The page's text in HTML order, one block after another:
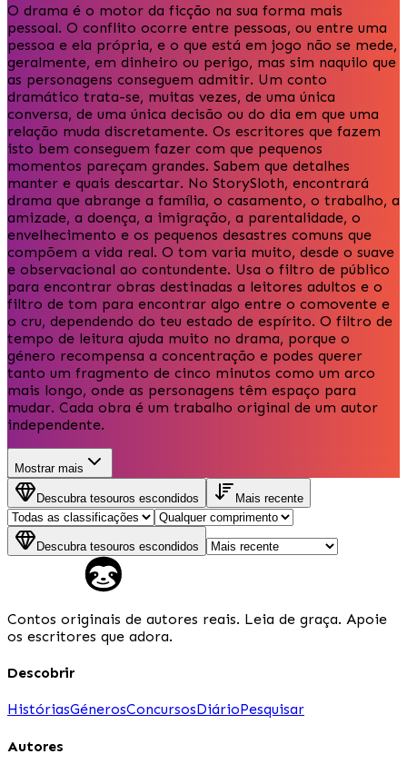
O drama é o motor da ficção na sua forma mais
pessoal. O conflito ocorre entre pessoas, ou entre uma
pessoa e ela própria, e o que está em jogo não se mede,
geralmente, em dinheiro ou perigo, mas sim naquilo que
as personagens conseguem admitir. Um conto
dramático trata-se, muitas vezes, de uma única
conversa, de uma única decisão ou do dia em que uma
relação muda discretamente. Os escritores que fazem
isto bem conseguem fazer com que pequenos
momentos pareçam grandes. Sabem que detalhes
manter e quais descartar. No StorySloth, encontrará
drama que abrange a família, o casamento, o trabalho, a
amizade, a doença, a imigração, a parentalidade, o
envelhecimento e os pequenos desastres comuns que
compõem a vida real. O tom varia muito, desde o suave
e observacional ao contundente. Usa o filtro de público
para encontrar obras destinadas a leitores adultos e o
filtro de tom para encontrar algo entre o comovente e
o cru, dependendo do teu estado de espírito. O filtro de
tempo de leitura ajuda muito no drama, porque o
género recompensa a concentração e podes querer
tanto um fragmento de cinco minutos como um arco
mais longo, onde as personagens têm espaço para
mudar. Cada obra é um trabalho original de um autor
independente.
Mostrar mais
Descubra tesouros escondidos Mais recente
Descubra tesouros escondidos
Contos originais de autores reais. Leia de graça. Apoie
os escritores que adora.
Descobrir
HistóriasGénerosConcursosDiárioPesquisar
Autores